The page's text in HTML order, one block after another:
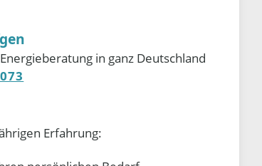
in ganz Deutschland
Erfahrung: